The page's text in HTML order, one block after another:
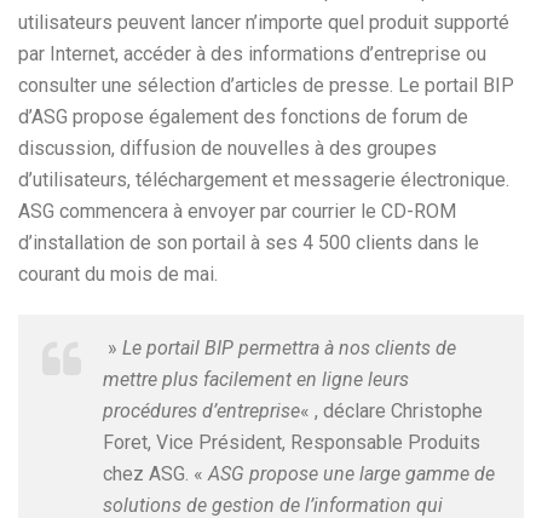
utilisateurs peuvent lancer n’importe quel produit supporté
par Internet, accéder à des informations d’entreprise ou
consulter une sélection d’articles de presse. Le portail BIP
d’ASG propose également des fonctions de forum de
discussion, diffusion de nouvelles à des groupes
d’utilisateurs, téléchargement et messagerie électronique.
ASG commencera à envoyer par courrier le CD-ROM
d’installation de son portail à ses 4 500 clients dans le
courant du mois de mai.
» Le portail BIP permettra à nos clients de
mettre plus facilement en ligne leurs
procédures d’entreprise« , déclare Christophe
Foret, Vice Président, Responsable Produits
chez ASG. «ASG propose une large gamme de
solutions de gestion de l’information qui